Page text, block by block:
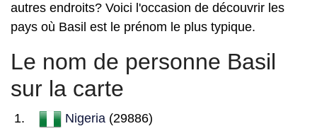
autres endroits? Voici l'occasion de découvrir les
pays où Basil est le prénom le plus typique.
Le nom de personne Basil
sur la carte
Nigeria (29886)